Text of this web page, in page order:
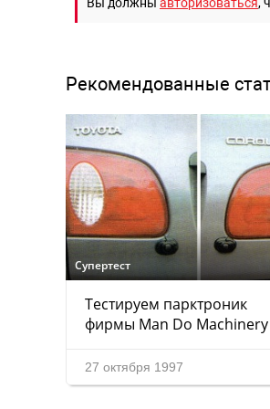
Рекомендованные
Супертест
Тестируем парктроник
фирмы Man Do Machinery
27 октября 1997